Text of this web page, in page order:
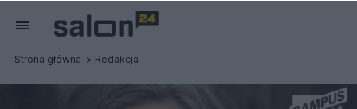
Strona główna Redakcja